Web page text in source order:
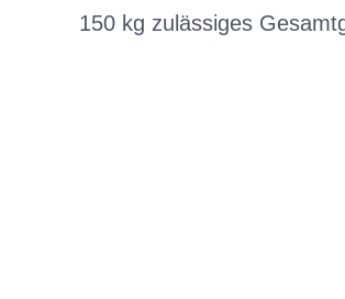
150 kg zulässiges